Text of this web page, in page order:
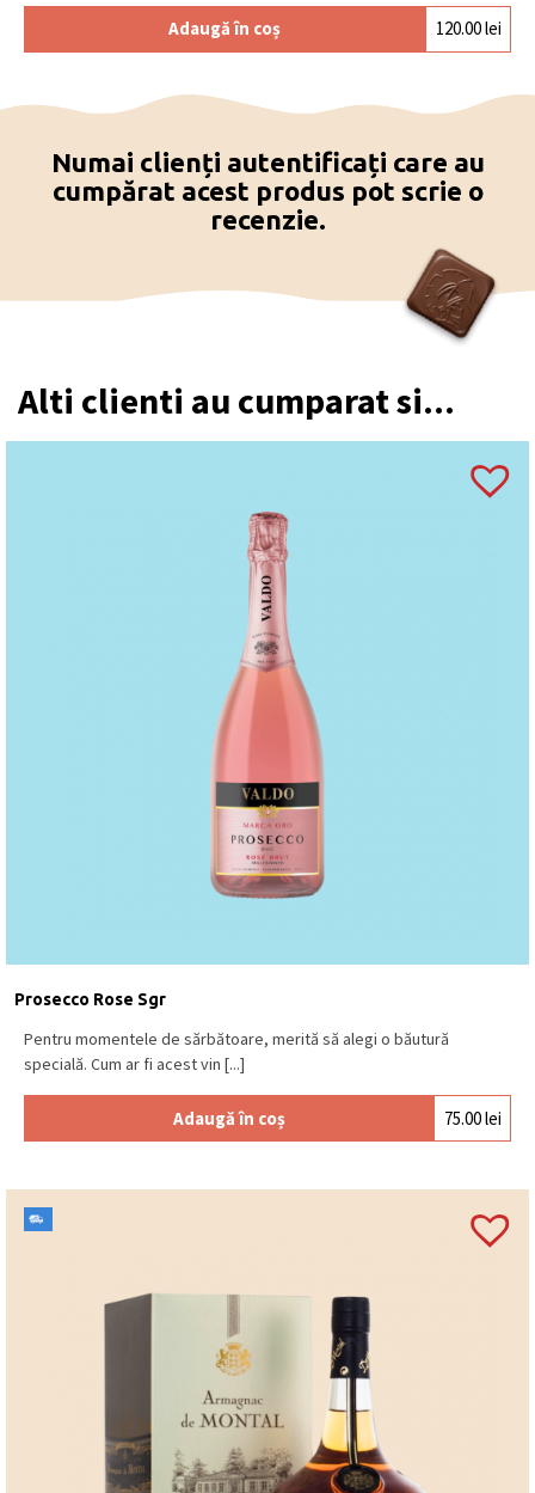
Adaugă în coș 120.00lei
Numai clienți autentificați care au
cumpărat acest produs pot scrie o
recenzie.
Alti clienti au cumparat si...
Prosecco Rose Sgr
Pentru momentele de sărbătoare, merită să alegi o băutură
specială. Cum ar fi acest vin [...]
Adaugă în coș 75.00lei